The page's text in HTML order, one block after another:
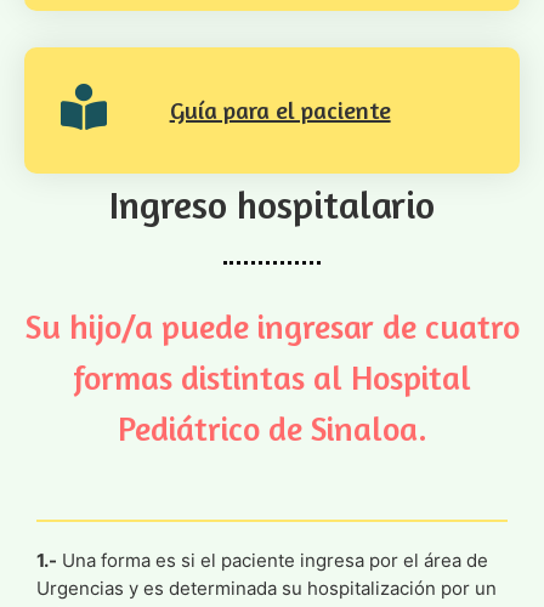
Guía para el paciente
Ingreso hospitalario
Su hijo/a puede ingresar de cuatro
formas distintas al Hospital
Pediátrico de Sinaloa.
1.- Una forma es si el paciente ingresa por el área de
Urgencias y es determinada su hospitalización por un